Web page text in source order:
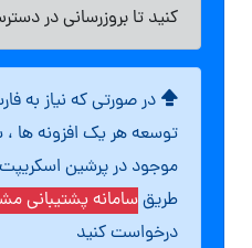
کنید تا بروزرسانی در
در صورتی که نیاز به
توسعه هر یک افزونه ها
موجود در پرشین اسکریپت
طریقسامانه پشتیبانی
درخواست کنید